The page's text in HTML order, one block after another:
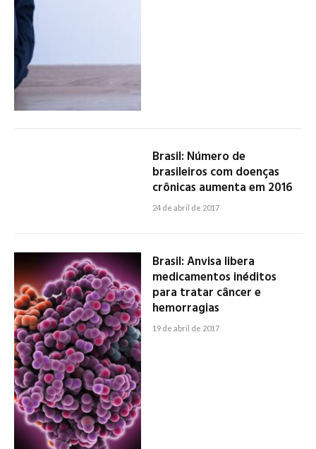
Brasil: Número de
brasileiros com doenças
crônicas aumenta em 2016
24 de abril de 2017
Brasil: Anvisa libera
medicamentos inéditos
para tratar câncer e
hemorragias
19 de abril de 2017